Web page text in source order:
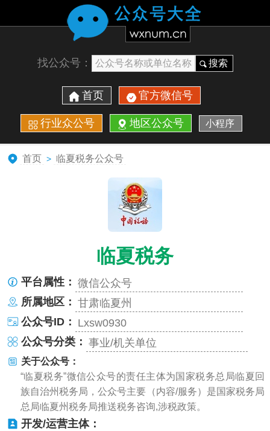
找公众号： 搜索
首页 官方微信号
行业众公号 地区公众号 小程序
首页 > 临夏税务公众号
临夏税务
平台属性： 微信公众号
所属地区： 甘肃临夏州
公众号ID： Lxsw0930
公众号分类： 事业/机关单位
关于公众号：
“临夏税务”微信公众号的责任主体为国家税务总局临夏回
族自治州税务局，公众号主要（内容/服务）是国家税务局
总局临夏州税务局推送税务咨询,涉税政策。
开发/运营主体：